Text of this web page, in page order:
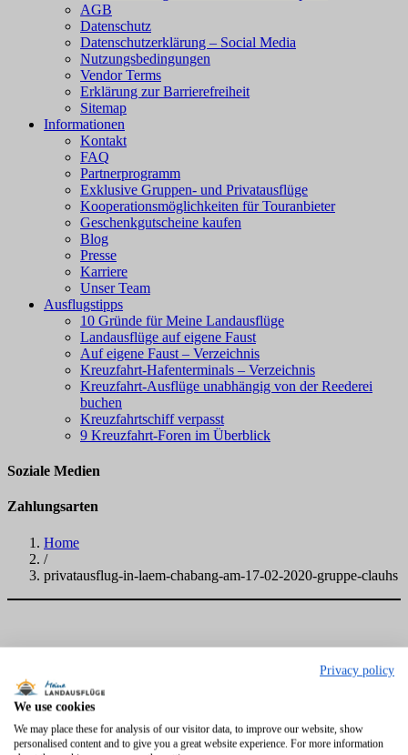
AGB
Datenschutz
Datenschutzerklärung – Social Media
Nutzungsbedingungen
Vendor Terms
Erklärung zur Barrierefreiheit
Sitemap
Informationen
Kontakt
FAQ
Partnerprogramm
Exklusive Gruppen- und Privatausflüge
Kooperationsmöglichkeiten für Touranbieter
Geschenkgutscheine kaufen
Blog
Presse
Karriere
Unser Team
Ausflugstipps
10 Gründe für Meine Landausflüge
Landausflüge auf eigene Faust
Auf eigene Faust – Verzeichnis
Kreuzfahrt-Hafenterminals – Verzeichnis
Kreuzfahrt-Ausflüge unabhängig von der Reederei
buchen
Kreuzfahrtschiff verpasst
9 Kreuzfahrt-Foren im Überblick
Soziale Medien
Zahlungsarten
Home
/
privatausflug-in-laem-chabang-am-17-02-2020-gruppe-clauhs
Privacy policy
We use cookies
We may place these for analysis of our visitor data, to improve our website, show
personalised content and to give you a great website experience. For more information